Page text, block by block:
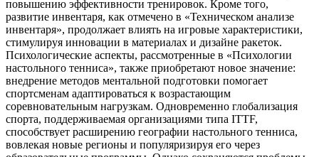
повышению эффективности тренировок. Кроме того,
развитие инвентаря, как отмечено в «Техническом анализе
инвентаря», продолжает влиять на игровые характеристики,
стимулируя инновации в материалах и дизайне ракеток.
Психологические аспекты, рассмотренные в «Психологии
настольного тенниса», также приобретают новое значение:
внедрение методов ментальной подготовки помогает
спортсменам адаптироваться к возрастающим
соревновательным нагрузкам. Одновременно глобализация
спорта, поддерживаемая организациями типа ITTF,
способствует расширению географии настольного тенниса,
вовлекая новые регионы и популяризируя его через